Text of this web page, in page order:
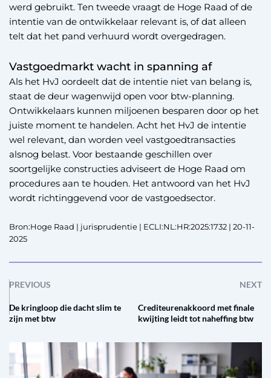
werd gebruikt. Ten tweede vraagt de Hoge Raad of de
intentie van de ontwikkelaar relevant is, of dat alleen
telt dat het pand verhuurd wordt overgedragen.
Vastgoedmarkt wacht in spanning af
Als het HvJ oordeelt dat de intentie niet van belang is,
staat de deur wagenwijd open voor btw-planning.
Ontwikkelaars kunnen miljoenen besparen door op het
juiste moment te handelen. Acht het HvJ de intentie
wel relevant, dan worden veel vastgoedtransacties
alsnog belast. Voor bestaande geschillen over
soortgelijke constructies adviseert de Hoge Raad om
procedures aan te houden. Het antwoord van het HvJ
wordt richtinggevend voor de vastgoedsector.
Bron:Hoge Raad | jurisprudentie | ECLI:NL:HR:2025:1732 | 20-11-
2025
PREVIOUS NEXT
De kringloop die dacht slim te
zijn met btw
Crediteurenakkoord met finale
kwijting leidt tot naheffing btw